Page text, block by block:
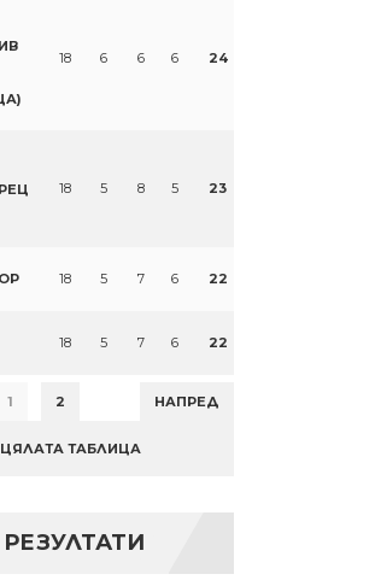
18 6 6 6 24
18 5 8 5 23
18 5 7 6 22
18 5 7 6 22
1 2 НАПРЕД
ТАБЛИЦА